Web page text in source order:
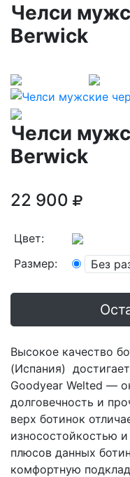
Челси
Berwick
Челси
Berwick
22 900
Цвет:
Размер:
Без
Высокое качество
(Испания)
Goodyear Welted —
долговечность и
верх ботинок
износостойкостью
плюсов данных
комфортную